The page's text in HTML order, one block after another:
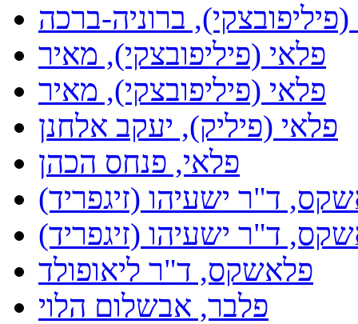
ברוניה-ברכה
פלאי (פיליפובצקי), מאיר
פלאי (פיליפובצקי), מאיר
פלאי (פיליק), יעקב אלחנן
פלאי, פנחס הכהן
ד"ר ישעיהו (זיגפריד)
ד"ר ישעיהו (זיגפריד)
פלאשקס, ד"ר ליאופולד
פלבר, אבשלום הלוי